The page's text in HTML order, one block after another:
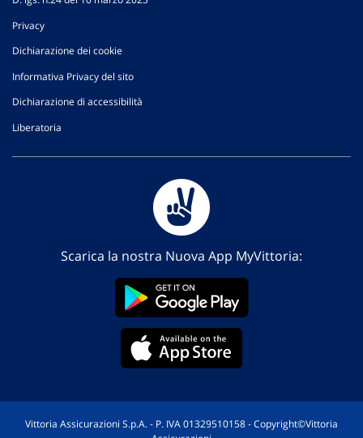
Privacy
Dichiarazione dei cookie
Informativa Privacy del sito
Dichiarazione di accessibilità
Liberatoria
Scarica la nostra Nuova App MyVittoria:
Vittoria Assicurazioni S.p.A. - P. IVA 01329510158 - Copyright©Vittoria